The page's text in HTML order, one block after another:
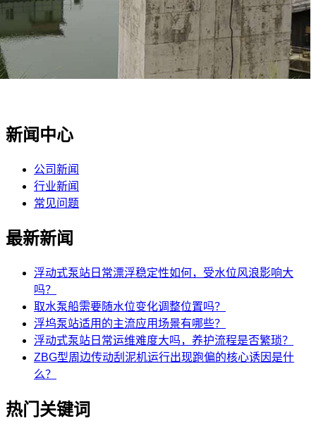
新闻中心
公司新闻
行业新闻
常见问题
最新新闻
浮动式泵站日常漂浮稳定性如何，受水位风浪影响大
吗？
取水泵船需要随水位变化调整位置吗？
浮坞泵站适用的主流应用场景有哪些？
浮动式泵站日常运维难度大吗，养护流程是否繁琐？
ZBG型周边传动刮泥机运行出现跑偏的核心诱因是什
么？
热门关键词